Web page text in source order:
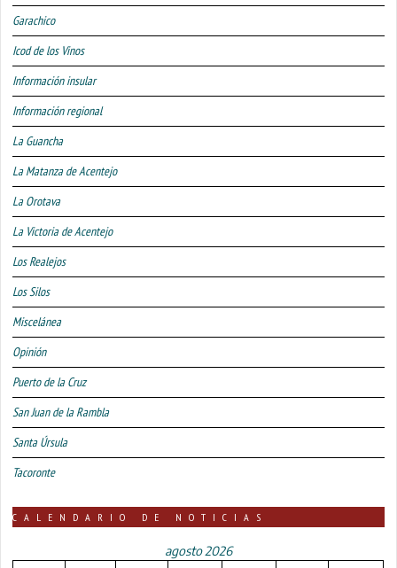
Garachico
Icod de los Vinos
Información insular
Información regional
La Guancha
La Matanza de Acentejo
La Orotava
La Victoria de Acentejo
Los Realejos
Los Silos
Miscelánea
Opinión
Puerto de la Cruz
San Juan de la Rambla
Santa Úrsula
Tacoronte
CALENDARIO DE NOTICIAS
agosto 2026